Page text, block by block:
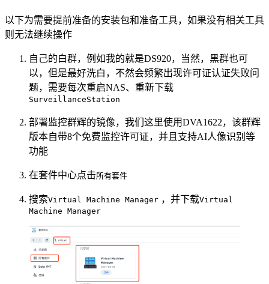
以下为需要提前准备的安装包和准备工具，如果没有相关工具
则无法继续操作
自己的白群，例如我的就是DS920，当然，黑群也可
以，但是最好洗白，不然会频繁出现许可证认证失败问
题，需要每次重启NAS、重新下载
SurveillanceStation
部署监控群辉的镜像，我们这里使用DVA1622，该群辉
版本自带8个免费监控许可证，并且支持AI人像识别等
功能
在套件中心点击所有套件
搜索Virtual Machine Manager ，并下载Virtual
Machine Manager